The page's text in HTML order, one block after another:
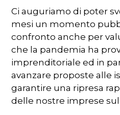
Ci auguriamo di poter
mesi un momento
confronto anche per
che la pandemia ha
imprenditoriale ed in
avanzare proposte alle
garantire una ripresa
delle nostre imprese